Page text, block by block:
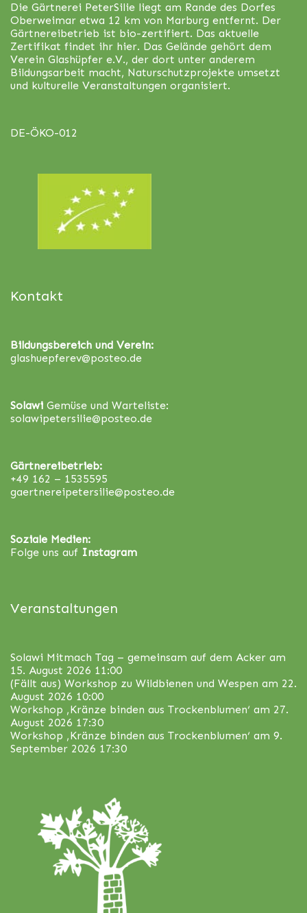
Die Gärtnerei PeterSilie liegt am Rande des Dorfes
Oberweimar etwa 12 km von Marburg entfernt. Der
Gärtnereibetrieb ist bio-zertifiert. Das aktuelle
Zertifikat findet ihr hier. Das Gelände gehört dem
Verein Glashüpfer e.V., der dort unter anderem
Bildungsarbeit macht, Naturschutzprojekte umsetzt
und kulturelle Veranstaltungen organisiert.
DE-ÖKO-012
Kontakt
Bildungsbereich und Verein:
glashuepferev@posteo.de
Solawi Gemüse und Warteliste:
solawipetersilie@posteo.de
Gärtnereibetrieb:
+49 162 – 1535595
gaertnereipetersilie@posteo.de
Soziale Medien:
Folge uns auf Instagram
Veranstaltungen
Solawi Mitmach Tag – gemeinsam auf dem Acker am
15. August 2026 11:00
(Fällt aus) Workshop zu Wildbienen und Wespen am 22.
August 2026 10:00
Workshop ‚Kränze binden aus Trockenblumen‘ am 27.
August 2026 17:30
Workshop ‚Kränze binden aus Trockenblumen‘ am 9.
September 2026 17:30